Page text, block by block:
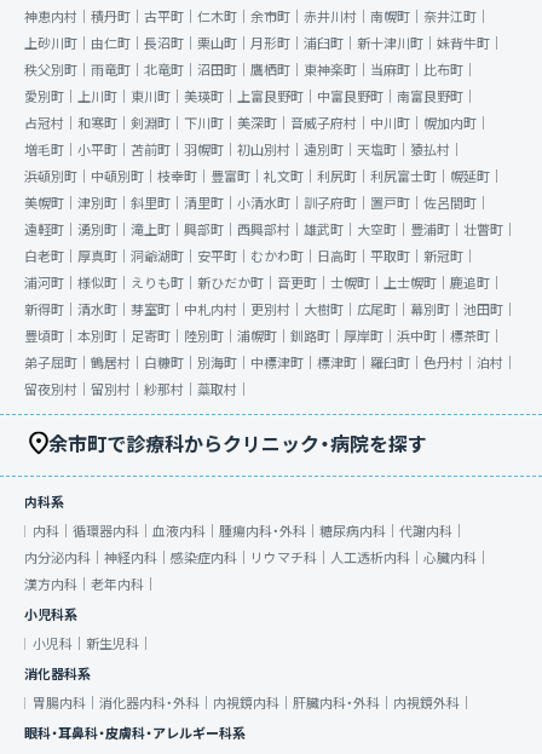
神恵内村｜ 積丹町｜ 古平町｜ 仁木町｜ 余市町｜ 赤井川村｜ 南幌町｜ 奈井江町｜
上砂川町｜ 由仁町｜ 長沼町｜ 栗山町｜ 月形町｜ 浦臼町｜ 新十津川町｜ 妹背牛町｜
秩父別町｜ 雨竜町｜ 北竜町｜ 沼田町｜ 鷹栖町｜ 東神楽町｜ 当麻町｜ 比布町｜
愛別町｜ 上川町｜ 東川町｜ 美瑛町｜ 上富良野町｜ 中富良野町｜ 南富良野町｜
占冠村｜ 和寒町｜ 剣淵町｜ 下川町｜ 美深町｜ 音威子府村｜ 中川町｜ 幌加内町｜
増毛町｜ 小平町｜ 苫前町｜ 羽幌町｜ 初山別村｜ 遠別町｜ 天塩町｜ 猿払村｜
浜頓別町｜ 中頓別町｜ 枝幸町｜ 豊富町｜ 礼文町｜ 利尻町｜ 利尻富士町｜ 幌延町｜
美幌町｜ 津別町｜ 斜里町｜ 清里町｜ 小清水町｜ 訓子府町｜ 置戸町｜ 佐呂間町｜
遠軽町｜ 湧別町｜ 滝上町｜ 興部町｜ 西興部村｜ 雄武町｜ 大空町｜ 豊浦町｜ 壮瞥町｜
白老町｜ 厚真町｜ 洞爺湖町｜ 安平町｜ むかわ町｜ 日高町｜ 平取町｜ 新冠町｜
浦河町｜ 様似町｜ えりも町｜ 新ひだか町｜ 音更町｜ 士幌町｜ 上士幌町｜ 鹿追町｜
新得町｜ 清水町｜ 芽室町｜ 中札内村｜ 更別村｜ 大樹町｜ 広尾町｜ 幕別町｜ 池田町｜
豊頃町｜ 本別町｜ 足寄町｜ 陸別町｜ 浦幌町｜ 釧路町｜ 厚岸町｜ 浜中町｜ 標茶町｜
弟子屈町｜ 鶴居村｜ 白糠町｜ 別海町｜ 中標津町｜ 標津町｜ 羅臼町｜ 色丹村｜ 泊村｜
留夜別村｜ 留別村｜ 紗那村｜ 蘂取村｜
余市町で診療科からクリニック・病院を探す
内科系
内科｜ 循環器内科｜ 血液内科｜ 腫瘍内科・外科｜ 糖尿病内科｜ 代謝内科｜
内分泌内科｜ 神経内科｜ 感染症内科｜ リウマチ科｜ 人工透析内科｜ 心臓内科｜
漢方内科｜ 老年内科｜
小児科系
小児科｜ 新生児科｜
消化器科系
胃腸内科｜ 消化器内科・外科｜ 内視鏡内科｜ 肝臓内科・外科｜ 内視鏡外科｜
眼科・耳鼻科・皮膚科・アレルギー科系